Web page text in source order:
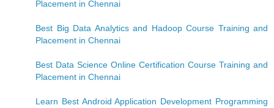
Placement in Chennai
Best Big Data Analytics and Hadoop Course Training and
Placement in Chennai
Best Data Science Online Certification Course Training and
Placement in Chennai
Learn Best Android Application Development Programming